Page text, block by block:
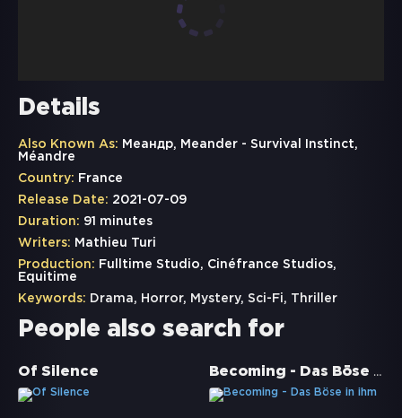
Details
Also Known As: Меандр, Meander - Survival Instinct,
Méandre
Country: France
Release Date: 2021-07-09
Duration: 91 minutes
Writers: Mathieu Turi
Production: Fulltime Studio, Cinéfrance Studios,
Equitime
Keywords: Drama, Horror, Mystery, Sci-Fi , Thriller
People also search for
Of Silence Becoming - Das Böse in ihm